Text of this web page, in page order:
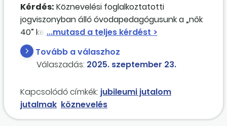
Kérdés: Köznevelési foglalkoztatotti
jogviszonyban álló óvodapedagógusunk a „nők
40” kedvezményes nyugdíjjal szeretne élni
szeptember 1-től (még messze van a 65.
életévtől).
Jogviszonyai:
– 1987. 11. 22. és 1988. 08. 31. közötti időszakra
felénk nem igazolt semmit. (A nyugdíjfolyósító
által kiadott igazolása alapján: Biztosítás
Tovább a válaszhoz
Válaszadás: 2025. szeptember 23.
Kapcsolódó címkék: jubileumi jutalom
jutalmak köznevelés